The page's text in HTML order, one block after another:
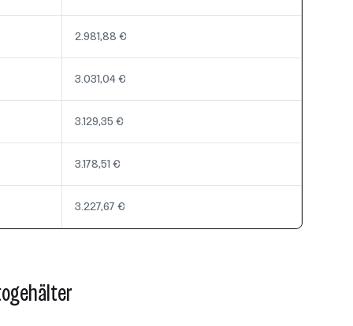
2.981,88 €
3.031,04 €
3.129,35 €
3.178,51 €
3.227,67 €